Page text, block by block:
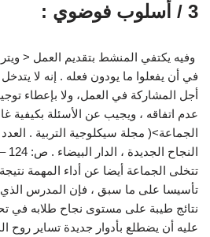
3 / أسلوب فوضوي :
وفيه يكتفي المنشط بتقديم العمل <
في أن يفعلوا ما يودون فعله . إنه لا
أجل المشاركة في العمل، ولا بإعطاء
عدم اتفاقه ، ويجيب عن الأسئلة بكيفية
تتخلى الجماعة أيضا عن أداء المهمة
تأسيسا على ما سبق ، فإن المدرس الذي
نتائج طيبة على مستوى نجاح طلابه في
عليه أن يضطلع بأدوار جديدة تساير روح